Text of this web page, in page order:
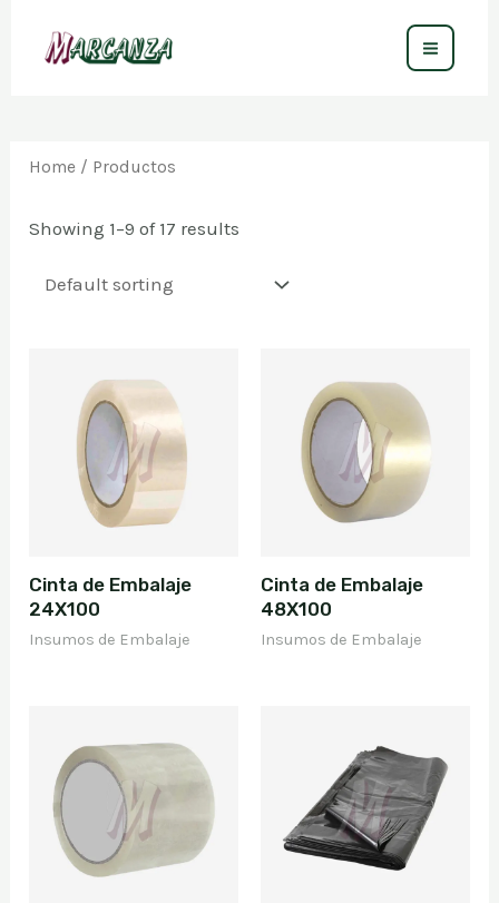
MAIN
Home / Productos
Showing 1–9 of 17 results
Cinta de Embalaje
24X100
Insumos de Embalaje
Cinta de Embalaje
48X100
Insumos de Embalaje